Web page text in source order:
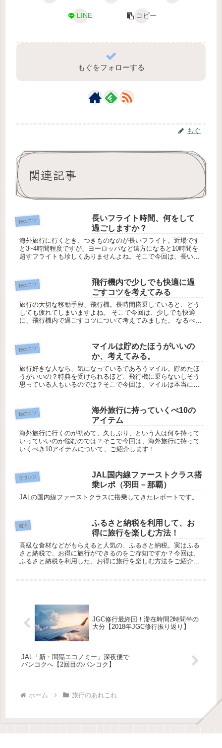
LINE コピー
もぐをフォローする
もぐ
関連記事
旅のコツ
長いフライト時間、何をして
過ごしますか？
海外旅行に行くとき、つきものなのが長いフライト。近場です
と3~4時間程度ですが、ヨーロッパなど遠方になると10時間を
超すフライトも珍しくありませんよね。そこで今回は、長いフ
旅のコツ
飛行機内で少しでも快適に過
ごすコツを考えてみる
旅行の大切な移動手段、飛行機。長時間搭乗していると、どう
しても疲れてしまいますよね。 そこで今回は、少しでも快適
に、飛行機内で過ごすコツについて考えてみました。 なるべく
旅のコツ
マイルは貯めたほうがいいの
か、考えてみる。
旅行好きな人なら、気になっているであろうマイル。貯めたほ
うがいいの？特典を受けられるほど、飛行機に乗らないしそう
思っている人もいるのでは？そこで今回は、マイルは本当に貯
旅のコツ
海外旅行に持っていくべ10の
アイテム
海外旅行に行くのが初めて、久しぶり、という人は何を持って
いっていいのか悩むのでは？そこで今回は、海外旅行に持って
いくべき10アイテムについて、ご紹介します！
ラウンジ
JAL国内線ファーストクラス搭
乗レポ（羽田－那覇）
JALの国内線ファーストクラスに搭乗してきたレポートです。
宿泊
ふるさと納税を利用して、お
得に旅行を楽しむ方法！
高級な食材などがもらえると人気の、ふるさと納税。実はふる
さと納税で、お得に旅行ができるのをご存知ですか？今回は、
ふるさと納税を利用した、お得に旅行を楽しむ方法をご紹介し
JGC修行最終回！滞在時間2時間半の
大分【2018年JGC修行振り返り】
JAL「新・間隔エコノミー」深夜便で
バンコクへ【2回目のバンコク】
ホーム 旅行のあれこれ